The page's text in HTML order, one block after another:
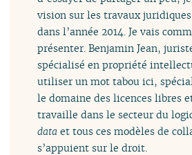
vision sur les travaux
dans l’année 2014. Je vais
présenter. Benjamin Jean,
spécialisé en propriété
utiliser un mot tabou ici,
le domaine des licences libres
travaille dans le secteur du
data et tous ces modèles de
s’appuient sur le droit.